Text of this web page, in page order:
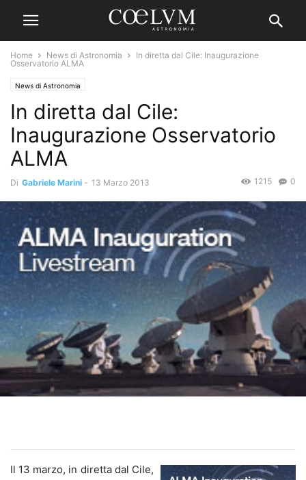
Home News di Astronomia
In diretta dal Cile: Inaugurazione
Osservatorio ALMA
News di Astronomia
In diretta dal Cile:
Inaugurazione Osservatorio
ALMA
Di Gabriele Marini - 13 Marzo 2013 0
1215
Il 13 marzo, in diretta dal Cile,